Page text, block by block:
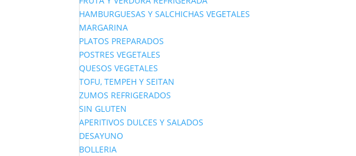
HAMBURGUESAS Y SALCHICHAS VEGETALES
MARGARINA
PLATOS PREPARADOS
POSTRES VEGETALES
QUESOS VEGETALES
TOFU, TEMPEH Y SEITAN
ZUMOS REFRIGERADOS
SIN GLUTEN
APERITIVOS DULCES Y SALADOS
DESAYUNO
BOLLERIA